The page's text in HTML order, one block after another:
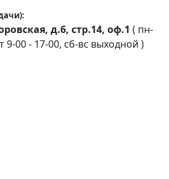
д.6, стр.14, оф.1 ( пн-
9-00 - 17-00, сб-вс выходной )